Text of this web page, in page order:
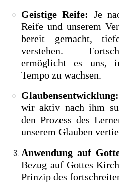
Geistige Reife: Je
Reife und unserem
bereit gemacht,
verstehen.
ermöglicht es uns,
Tempo zu wachsen.
Glaubensentwicklung:
wir aktiv nach ihm
den Prozess des
unserem Glauben
Anwendung auf
Bezug auf Gottes
Prinzip des